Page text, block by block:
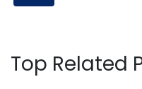
Top Related